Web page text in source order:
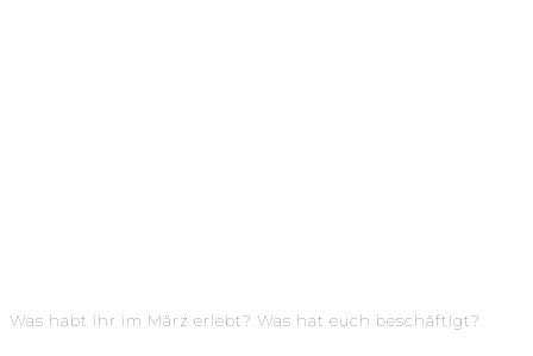
Was habt ihr im März erlebt? Was hat euch beschäftigt?